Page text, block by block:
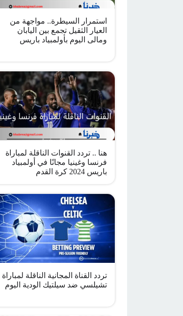
استمرار السيطرة.. مواجهة من
العيار الثقيل تجمع بين اليابان
ومالى اليوم بأولمبياد باريس
هنا .. تردد القنوات الناقلة لمباراة
فرنسا وغينيا مجانًا في أولمبياد
باريس 2024 كرة القدم
تردد القناة المجانية الناقلة لمباراة
تشيلسي ضد سيلتيك الودية اليوم